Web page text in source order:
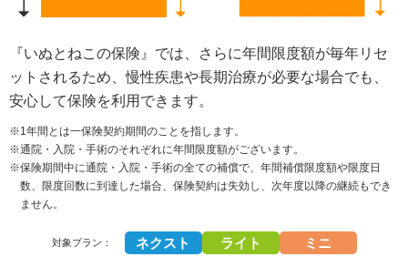
『いぬとねこの保険』では、さらに年間限度額が毎年リセ
ットされるため、慢性疾患や長期治療が必要な場合でも、
安心して保険を利用できます。
※1年間とは一保険契約期間のことを指します。
※通院・入院・手術のそれぞれに年間限度額がございます。
※保険期間中に通院・入院・手術の全ての補償で、年間補償限度額や限度日
数、限度回数に到達した場合、保険契約は失効し、次年度以降の継続もでき
ません。
対象プラン： ネクスト ライト ミニ